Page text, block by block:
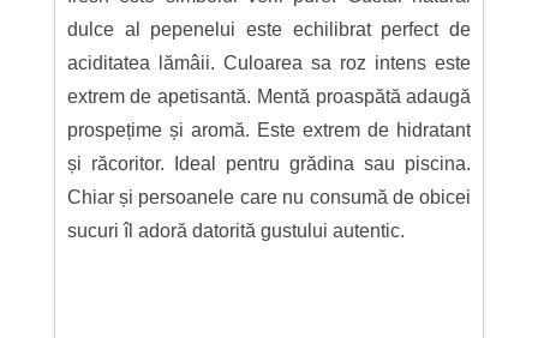
dulce al pepenelui este echilibrat perfect de
aciditatea lămâii. Culoarea sa roz intens este
extrem de apetisantă. Mentă proaspătă adaugă
prospețime și aromă. Este extrem de hidratant
și răcoritor. Ideal pentru grădina sau piscina.
Chiar și persoanele care nu consumă de obicei
sucuri îl adoră datorită gustului autentic.